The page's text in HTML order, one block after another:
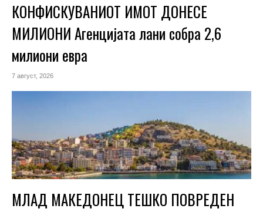
КОНФИСКУВАНИОТ ИМОТ ДОНЕСЕ
МИЛИОНИ Агенцијата лани собра 2,6
милиони евра
7 август, 2026
МЛАД МАКЕДОНЕЦ ТЕШКО ПОВРЕДЕН